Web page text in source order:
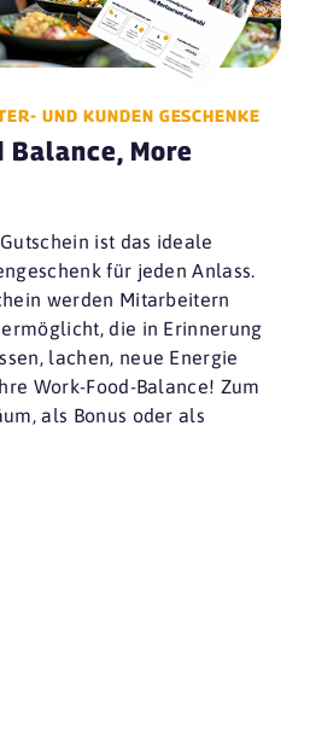
UND KUNDEN GESCHENKE
Balance, More
ist das ideale
für jeden Anlass.
werden Mitarbeitern
die in Erinnerung
lachen, neue Energie
Work-Food-Balance! Zum
als Bonus oder als